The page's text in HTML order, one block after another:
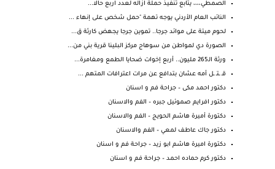
الصمطي،،،، يتابع تنفيذ حملة ازاله لعدد اربع حالا...
النائب العام الأردني يوجه تهمة "حمل شخص على إنهاء ...
لحوم ميتة على موائد جرجا.. تموين جرجا يجهض كارثة ق...
الصورة دي لمواطن من سوهاج مركز البلينا قرية بني من...
ورثة الـ265 مليون.. أربع إخوات ضحايا الطمع ومغامرة...
قـ ـتـ ـل أمه عشان بتدافع عن مرات اعترافات المتهم ...
دكتور احمد مكى – جراحة فم و اسنان
دكتور افرايم صموئيل جبره – الفم والاسنان
دكتورة أميرة هاشم الحويج – الفم والاسنان
دكتور جاك عاطف لمعي – الفم والاسنان
دكتورة اميرة هاشم ابو زيد – جراحة فم و اسنان
دكتور كرم حماده احمد – جراحة فم و اسنان